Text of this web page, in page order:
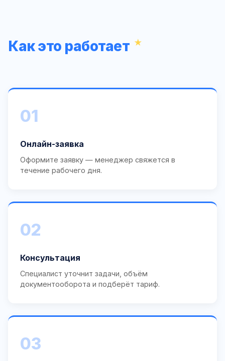
Как это работает
01
Онлайн-заявка
Оформите заявку — менеджер свяжется в
течение рабочего дня.
02
Консультация
Специалист уточнит задачи, объём
документооборота и подберёт тариф.
03